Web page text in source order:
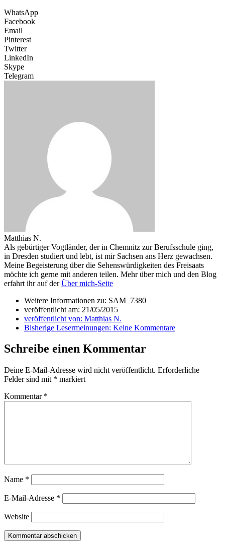
WhatsApp
Facebook
Email
Pinterest
Twitter
LinkedIn
Skype
Telegram
Matthias N.
Als gebürtiger Vogtländer, der in Chemnitz zur Berufsschule ging,
in Dresden studiert und lebt, ist mir Sachsen ans Herz gewachsen.
Meine Begeisterung über die Sehenswürdigkeiten des Freisaats
möchte ich gerne mit anderen teilen. Mehr über mich und den Blog
erfahrt ihr auf derÜber mich-Seite
Weitere Informationen zu: SAM_7380
veröffentlicht am: 21/05/2015
veröffentlicht von: Matthias N.
Bisherige Lesermeinungen: Keine Kommentare
Schreibe einen Kommentar
Deine E-Mail-Adresse wird nicht veröffentlicht. Erforderliche
Felder sind mit * markiert
Kommentar *
Name *
E-Mail-Adresse *
Website